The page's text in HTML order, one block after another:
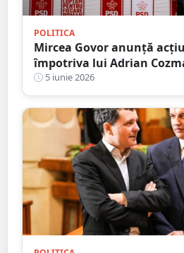
POLITICA
Mircea Govor anunță
împotriva lui Adrian
în cazul programului
5 iunie 2026